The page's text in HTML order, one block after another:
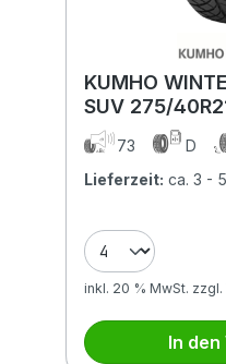
KUMHO
SUV 275/
73 D
Lieferzeit: ca. 3 -
inkl. 20 % MwSt. zzgl.
In